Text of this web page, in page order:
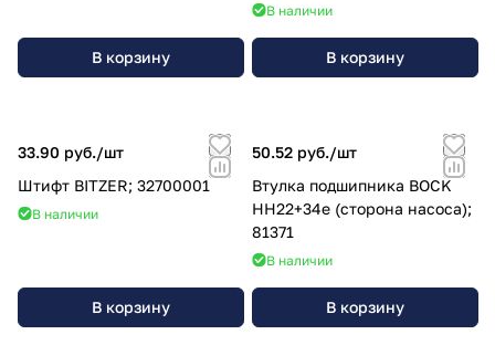
В корзину
В наличии
В корзину
33.90 руб./шт
Штифт BITZER; 32700001
В наличии
В корзину
50.52 руб./шт
Втулка подшипника BOCK
HH22+34e (сторона насоса);
81371
В наличии
В корзину